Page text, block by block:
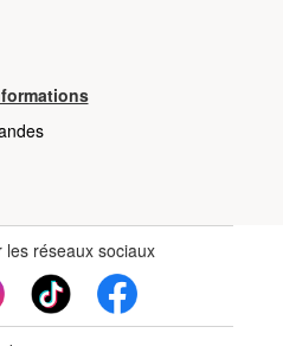
les réseaux sociaux